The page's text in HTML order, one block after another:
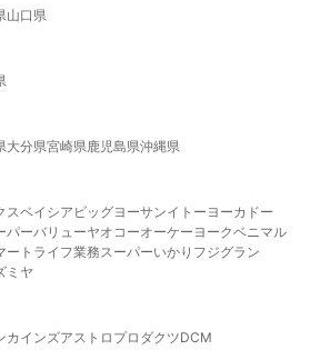
山口県
大分県宮崎県鹿児島県沖縄県
スベイシア ビッグヨーサンイトーヨーカドー
パーバリューヤオコーオーケー ヨークベニマル
ート ライフ業務スーパーいかり フジグラン
ミヤ
カインズアストロプロダクツDCM